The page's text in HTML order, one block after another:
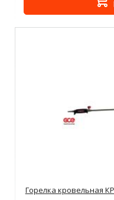
Горелка кровельная